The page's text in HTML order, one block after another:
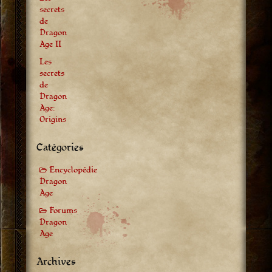
secrets
de
Dragon
Age II
Les
secrets
de
Dragon
Age:
Origins
Catégories
Encyclopédie
Dragon
Age
Forums
Dragon
Age
Archives